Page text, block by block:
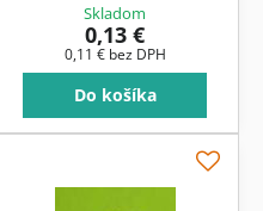
Skladom
0,13 €
0,11 € bez DPH
Do košíka